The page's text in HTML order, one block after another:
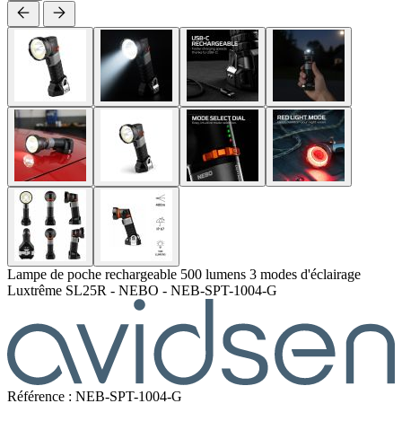
Lampe de poche rechargeable 500 lumens 3 modes d'éclairage
Luxtrême SL25R - NEBO - NEB-SPT-1004-G
Référence : NEB-SPT-1004-G